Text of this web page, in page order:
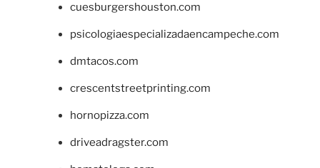
cuesburgershouston.com
psicologiaespecializadaencampeche.com
dmtacos.com
crescentstreetprinting.com
hornopizza.com
driveadragster.com